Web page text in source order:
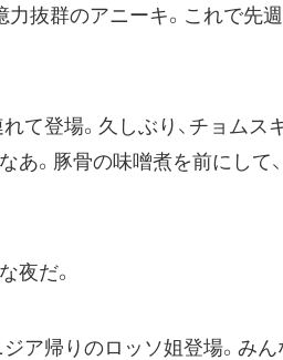
抜群のアニーキ。これで先
て登場。久しぶり、チョム
。豚骨の味噌煮を前にして
夜だ。
ア帰りのロッソ姐登場。み